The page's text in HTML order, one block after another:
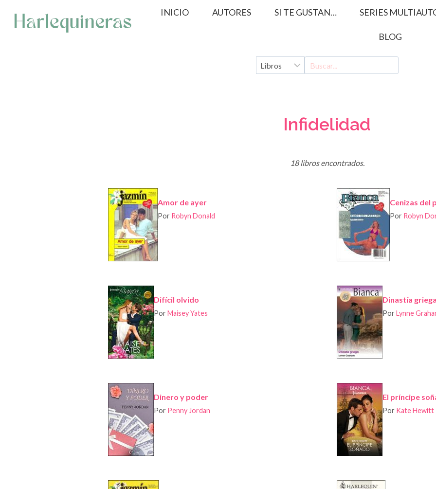
contenido
INICIO AUTORES SI TE GUSTAN… SERIES
BLOG
Infidelidad
18 libros encontrados.
Amor de ayer
Por Robyn Donald
Cenizas del
Por Robyn
Difícil olvido
Por Maisey Yates
Dinastía griega
Por Lynne
Dinero y poder
Por Penny Jordan
El príncipe
Por Kate Hewitt